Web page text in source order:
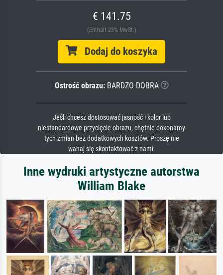
€ 141.75
(Enthält 23% MwSt.)
Dodaj do koszyka
Ostrość obrazu:BARDZO DOBRA
Jeśli chcesz dostosować jasność i kolor lub
niestandardowe przycięcie obrazu, chętnie dokonamy
tych zmian bez dodatkowych kosztów. Proszę nie
wahaj się skontaktować z nami.
Inne wydruki artystyczne autorstwa
William Blake